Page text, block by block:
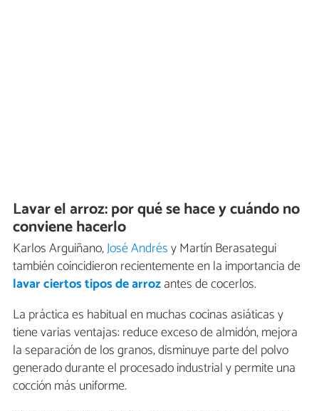
Lavar el arroz: por qué se hace y cuándo no
conviene hacerlo
Karlos Arguiñano,José Andrésy Martín Berasategui
también coincidieron recientemente en la importancia de
lavarciertos tipos de arrozantes de cocerlos.
La práctica es habitual en muchas cocinas asiáticas y
tiene varias ventajas: reduce exceso de almidón, mejora
la separación de los granos, disminuye parte del polvo
generado durante el procesado industrial y permite una
cocción más uniforme.